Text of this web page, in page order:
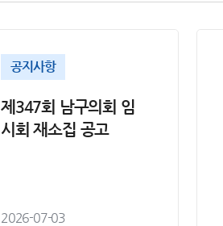
공지사항
제347회 남구의회 임
시회 재소집 공고
2026-07-03